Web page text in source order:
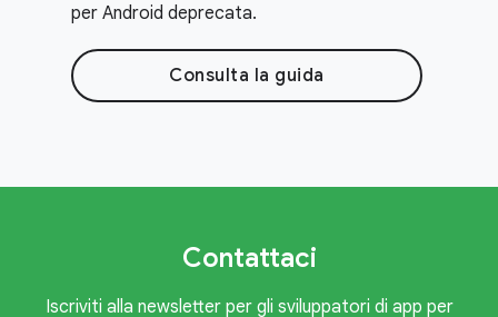
per Android deprecata.
Consulta la guida
Contattaci
Iscriviti alla newsletter per gli sviluppatori di app per